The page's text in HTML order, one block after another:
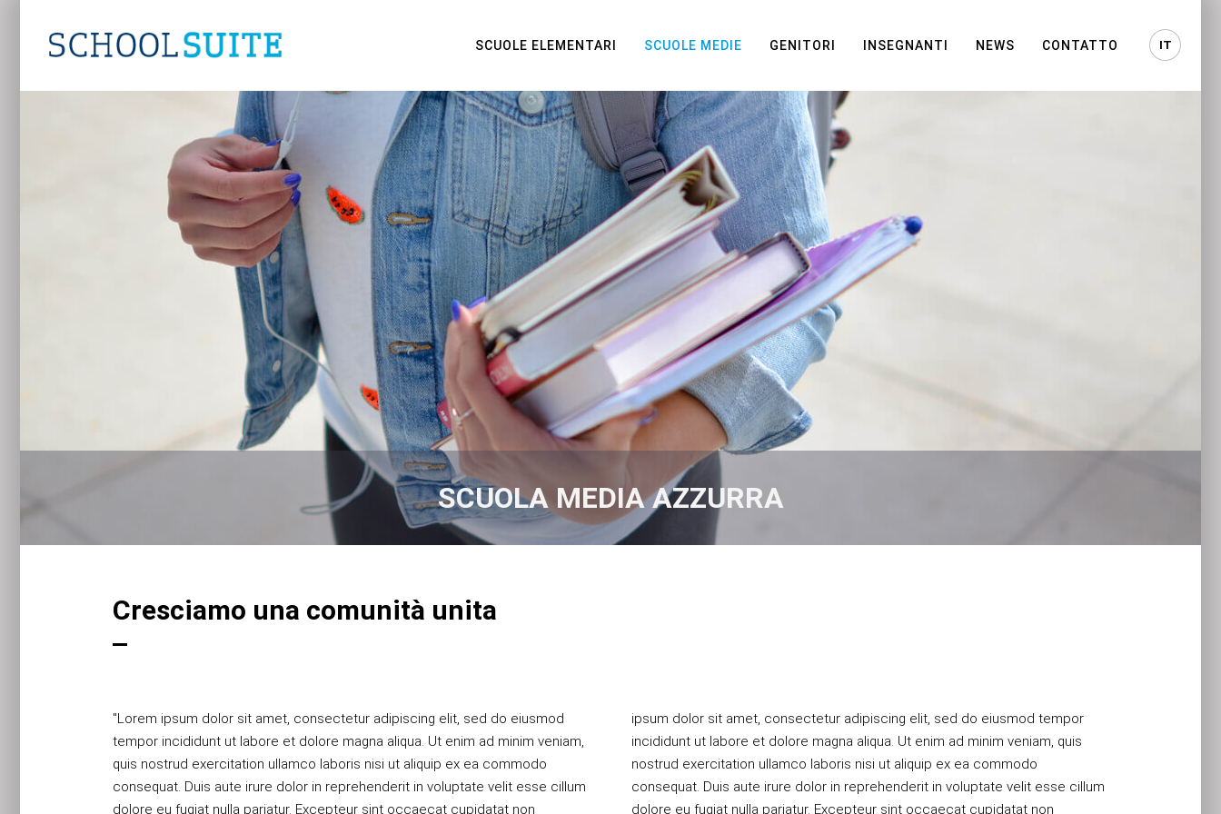
IT
SCUOLE ELEMENTARI SCUOLE MEDIE GENITORI INSEGNANTI NEWS CONTATTO
SCUOLA MEDIA AZZURRA
Cresciamo una comunità unita
"Lorem ipsum dolor sit amet, consectetur adipiscing elit, sed do eiusmod
tempor incididunt ut labore et dolore magna aliqua. Ut enim ad minim veniam,
quis nostrud exercitation ullamco laboris nisi ut aliquip ex ea commodo
consequat. Duis aute irure dolor in reprehenderit in voluptate velit esse cillum
dolore eu fugiat nulla pariatur. Excepteur sint occaecat cupidatat non
ipsum dolor sit amet, consectetur adipiscing elit, sed do eiusmod tempor
incididunt ut labore et dolore magna aliqua. Ut enim ad minim veniam, quis
nostrud exercitation ullamco laboris nisi ut aliquip ex ea commodo
consequat. Duis aute irure dolor in reprehenderit in voluptate velit esse cillum
dolore eu fugiat nulla pariatur. Excepteur sint occaecat cupidatat non